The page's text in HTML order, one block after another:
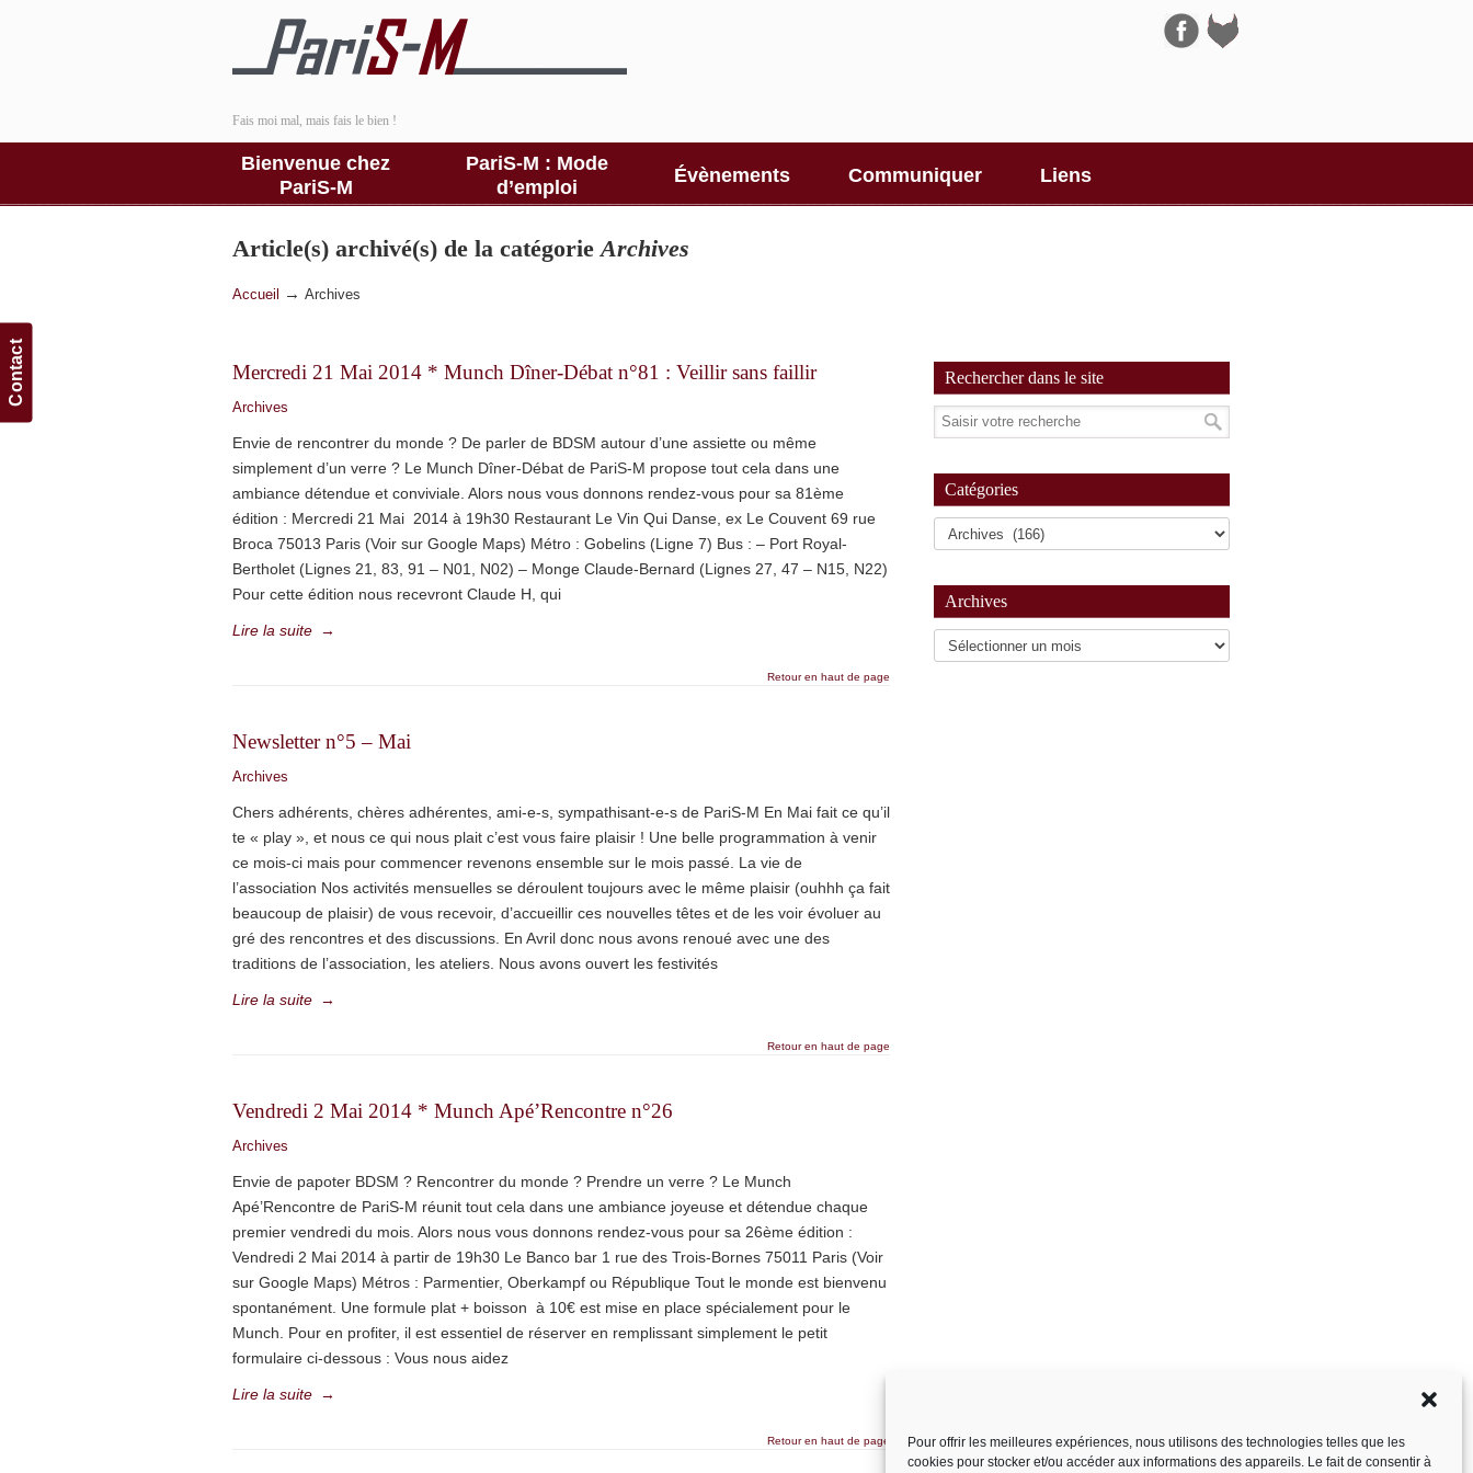
Pour offrir les meilleures expériences, nous utilisons des technologies telles que les
cookies pour stocker et/ou accéder aux informations des appareils. Le fait de consentir à
Contact
Fais moi mal, mais fais le bien !
Bienvenue chez
PariS-M
PariS-M : Mode
d’emploi
Évènements Communiquer Liens
Navigation
Article(s) archivé(s) de la catégorieArchives
Accueil → Archives
Mercredi 21 Mai 2014 * Munch Dîner-Débat n°81 : Veillir sans faillir
Archives
Envie de rencontrer du monde ? De parler de BDSM autour d’une assiette ou même
simplement d’un verre ? Le Munch Dîner-Débat de PariS-M propose tout cela dans une
ambiance détendue et conviviale. Alors nous vous donnons rendez-vous pour sa 81ème
édition : Mercredi 21 Mai 2014 à 19h30 Restaurant Le Vin Qui Danse, ex Le Couvent 69 rue
Broca 75013 Paris (Voir sur Google Maps) Métro : Gobelins (Ligne 7) Bus : – Port Royal-
Bertholet (Lignes 21, 83, 91 – N01, N02) – Monge Claude-Bernard (Lignes 27, 47 – N15, N22)
Pour cette édition nous recevront Claude H, qui
Lire la suite →
Retour en haut de page
Newsletter n°5 – Mai
Archives
Chers adhérents, chères adhérentes, ami-e-s, sympathisant-e-s de PariS-M En Mai fait ce qu’il
te « play », et nous ce qui nous plait c’est vous faire plaisir ! Une belle programmation à venir
ce mois-ci mais pour commencer revenons ensemble sur le mois passé. La vie de
l’association Nos activités mensuelles se déroulent toujours avec le même plaisir (ouhhh ça fait
beaucoup de plaisir) de vous recevoir, d’accueillir ces nouvelles têtes et de les voir évoluer au
gré des rencontres et des discussions. En Avril donc nous avons renoué avec une des
traditions de l’association, les ateliers. Nous avons ouvert les festivités
Lire la suite →
Retour en haut de page
Vendredi 2 Mai 2014 * Munch Apé’Rencontre n°26
Archives
Envie de papoter BDSM ? Rencontrer du monde ? Prendre un verre ? Le Munch
Apé’Rencontre de PariS-M réunit tout cela dans une ambiance joyeuse et détendue chaque
premier vendredi du mois. Alors nous vous donnons rendez-vous pour sa 26ème édition :
Vendredi 2 Mai 2014 à partir de 19h30 Le Banco bar 1 rue des Trois-Bornes 75011 Paris (Voir
sur Google Maps) Métros : Parmentier, Oberkampf ou République Tout le monde est bienvenu
spontanément. Une formule plat + boisson à 10€ est mise en place spécialement pour le
Munch. Pour en profiter, il est essentiel de réserver en remplissant simplement le petit
formulaire ci-dessous : Vous nous aidez
Lire la suite →
Retour en haut de page
Rechercher dans le site
Catégories
Archives
Archives